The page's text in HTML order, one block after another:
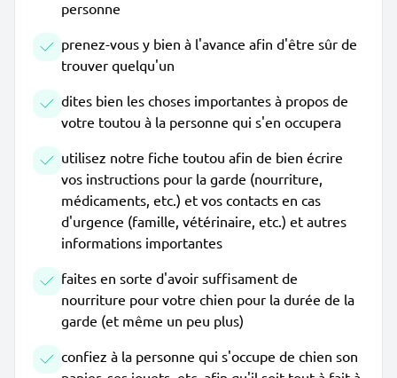
personne
prenez-vous y bien à l'avance afin d'être sûr de
trouver quelqu'un
dites bien les choses importantes à propos de
votre toutou à la personne qui s'en occupera
utilisez notre fiche toutou afin de bien écrire
vos instructions pour la garde (nourriture,
médicaments, etc.) et vos contacts en cas
d'urgence (famille, vétérinaire, etc.) et autres
informations importantes
faites en sorte d'avoir suffisament de
nourriture pour votre chien pour la durée de la
garde (et même un peu plus)
confiez à la personne qui s'occupe de chien son